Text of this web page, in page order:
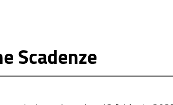
Scadenze